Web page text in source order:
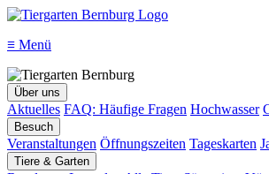
≡ Menü
Über uns
Aktuelles FAQ: Häufige Fragen Hochwasser
Besuch
Veranstaltungen Öffnungszeiten Tageskarten
Tiere & Garten